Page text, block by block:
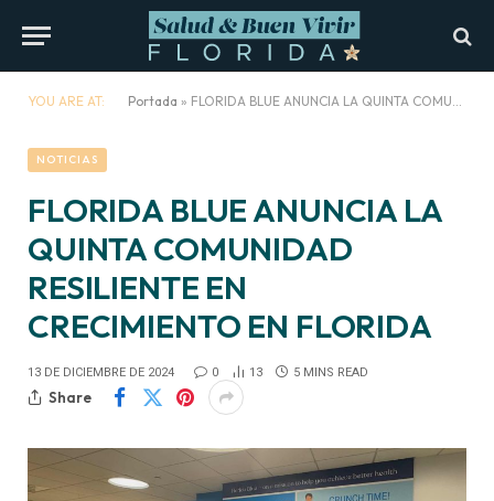
YOU ARE AT: Portada » FLORIDA BLUE ANUNCIA LA QUINTA COMUNIDAD RESILIENTE EN CRECIMIENTO EN FLORIDA
NOTICIAS
FLORIDA BLUE ANUNCIA LA
QUINTA COMUNIDAD
RESILIENTE EN
CRECIMIENTO EN FLORIDA
13 DE DICIEMBRE DE 2024 0 13 5 MINS READ
Share